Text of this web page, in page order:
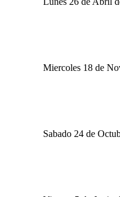
Miercoles 18 de
Sabado 24 de